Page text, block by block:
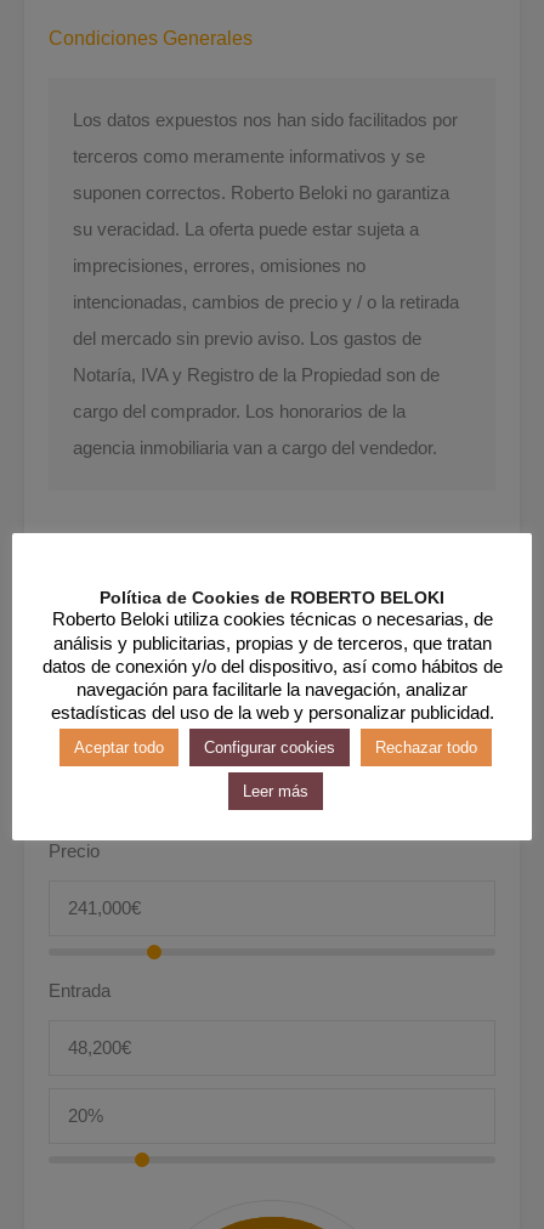
Condiciones Generales
Los datos expuestos nos han sido facilitados por
terceros como meramente informativos y se
suponen correctos. Roberto Beloki no garantiza
su veracidad. La oferta puede estar sujeta a
imprecisiones, errores, omisiones no
intencionadas, cambios de precio y / o la retirada
del mercado sin previo aviso. Los gastos de
Notaría, IVA y Registro de la Propiedad son de
cargo del comprador. Los honorarios de la
agencia inmobiliaria van a cargo del vendedor.
30 Años Fijos
Interés
Precio
Entrada
Política de Cookies de ROBERTO BELOKI
Roberto Beloki utiliza cookies técnicas o necesarias, de
análisis y publicitarias, propias y de terceros, que tratan
datos de conexión y/o del dispositivo, así como hábitos de
navegación para facilitarle la navegación, analizar
estadísticas del uso de la web y personalizar publicidad.
Aceptar todo Configurar cookies Rechazar todo
Leer más